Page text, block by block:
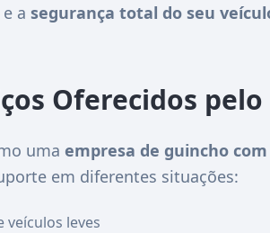
e a segurança total do seu
Oferecidos
uma empresa de guincho
em diferentes situações:
veículos leves